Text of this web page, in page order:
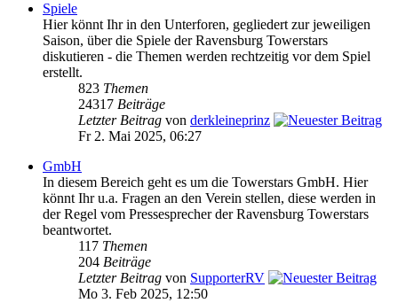
Spiele
Hier könnt Ihr in den Unterforen, gegliedert zur jeweiligen
Saison, über die Spiele der Ravensburg Towerstars
diskutieren - die Themen werden rechtzeitig vor dem Spiel
erstellt.
823 Themen
24317 Beiträge
Letzter Beitrag von derkleineprinz
Fr 2. Mai 2025, 06:27
GmbH
In diesem Bereich geht es um die Towerstars GmbH. Hier
könnt Ihr u.a. Fragen an den Verein stellen, diese werden in
der Regel vom Pressesprecher der Ravensburg Towerstars
beantwortet.
117 Themen
204 Beiträge
Letzter Beitrag von SupporterRV
Mo 3. Feb 2025, 12:50